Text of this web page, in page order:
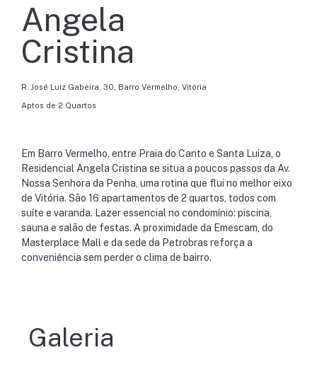
Angela
Cristina
R. José Luiz Gabeira, 30, Barro Vermelho, Vitória
Aptos de 2 Quartos
Em Barro Vermelho, entre Praia do Canto e Santa Luiza, o
Residencial Angela Cristina se situa a poucos passos da Av.
Nossa Senhora da Penha, uma rotina que flui no melhor eixo
de Vitória. São 16 apartamentos de 2 quartos, todos com
suíte e varanda. Lazer essencial no condomínio: piscina,
sauna e salão de festas. A proximidade da Emescam, do
Masterplace Mall e da sede da Petrobras reforça a
conveniência sem perder o clima de bairro.
Galeria